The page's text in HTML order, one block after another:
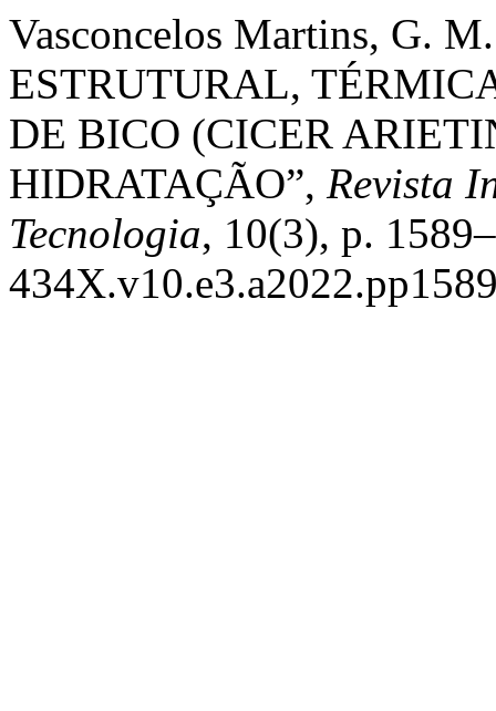
Vasconcelos Martins, G.
ESTRUTURAL,
DE BICO (CICER
HIDRATAÇÃO”, Revista
Tecnologia, 10(3), p.